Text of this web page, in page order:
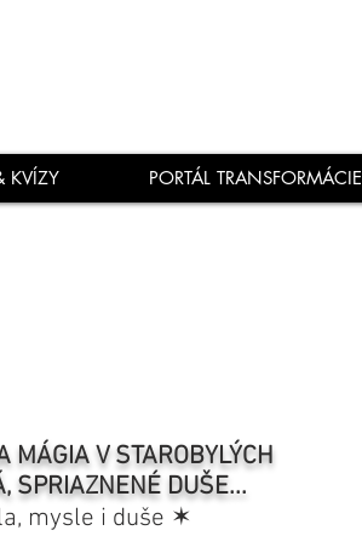
KVÍZY PORTÁL TRANSFORMÁCIE
MÁGIA V STAROBYLÝCH
SPRIAZNENÉ DUŠE...
mysle i duše ✶